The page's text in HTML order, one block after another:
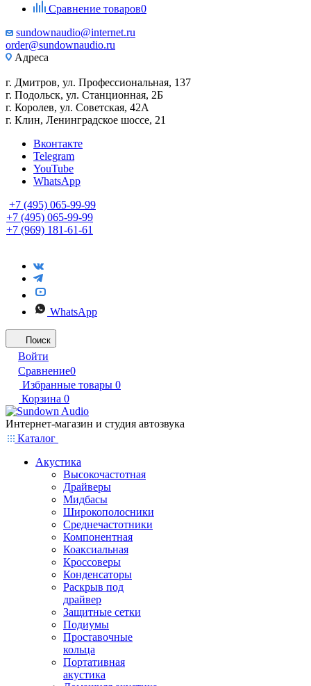
Сравнение товаров0
sundownaudio@internet.ru
order@sundownaudio.ru
Адреса
г. Дмитров, ул. Профессиональная, 137
г. Подольск, ул. Станционная, 2Б
г. Королев, ул. Советская, 42А
г. Клин, Ленинградское шоссе, 21
Вконтакте
Telegram
YouTube
WhatsApp
+7 (495) 065-99-99
+7 (495) 065-99-99
+7 (969) 181-61-61
WhatsApp
Поиск
Войти
Сравнение0
Избранные товары 0
Корзина 0
Интернет-магазин и студия автозвука
Каталог
Акустика
Высокочастотная
Драйверы
Мидбасы
Широкополосники
Среднечастотники
Компонентная
Коаксиальная
Кроссоверы
Конденсаторы
Раскрыв под
драйвер
Защитные сетки
Подиумы
Проставочные
кольца
Портативная
акустика